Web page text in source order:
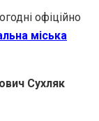
офіційно
міська
Сухляк